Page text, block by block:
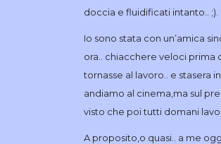
doccia e fluidificati intanto.. ;).
Io sono stata con un’amica
ora.. chiacchere veloci prima
tornasse al lavoro.. e stasera
andiamo al cinema,ma sul
visto che poi tutti domani
A proposito,o quasi.. a me